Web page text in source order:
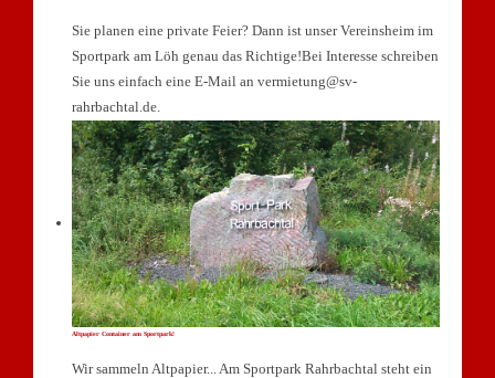
Sie planen eine private Feier? Dann ist unser Vereinsheim im
Sportpark am Löh genau das Richtige!Bei Interesse schreiben
Sie uns einfach eine E-Mail an vermietung@sv-
rahrbachtal.de.
Altpapier Container am Sportpark!
Wir sammeln Altpapier... Am Sportpark Rahrbachtal steht ein